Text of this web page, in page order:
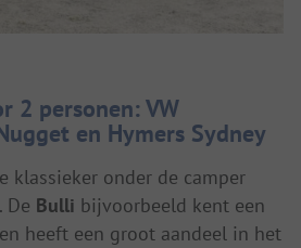
2 personen: VW
en Hymers Sydney
klassieker onder de camper
De Bulli bijvoorbeeld kent een
heeft een groot aandeel in het